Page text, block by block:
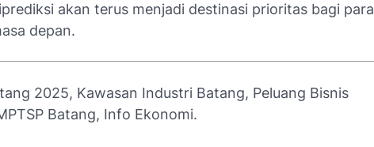
akan terus menjadi destinasi prioritas bagi para
depan.
2025, Kawasan Industri Batang, Peluang Bisnis
Batang, Info Ekonomi.